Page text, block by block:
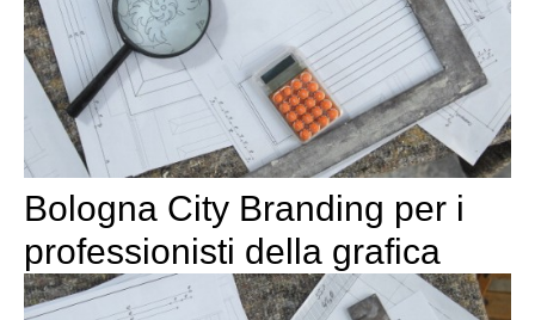
Bologna City Branding per i
professionisti della grafica